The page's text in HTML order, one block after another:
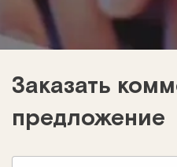
Заказать
предложение